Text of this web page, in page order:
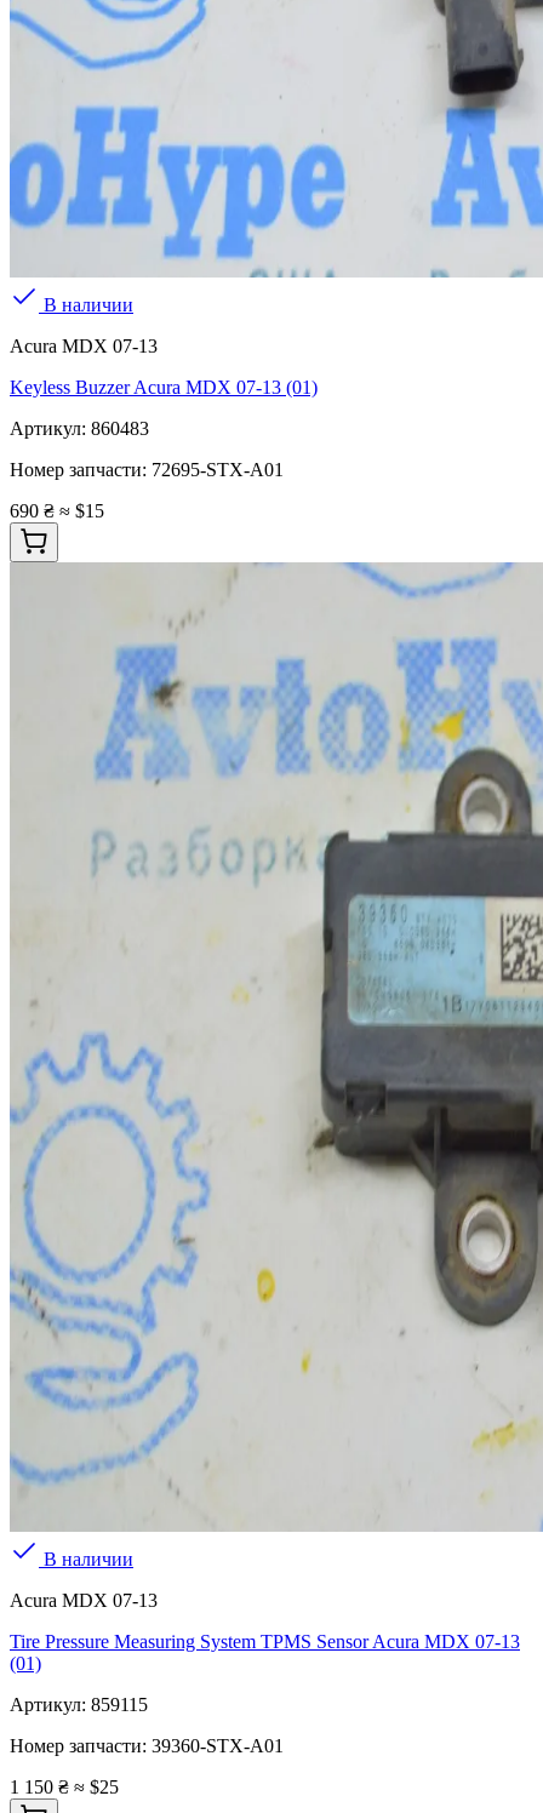
В наличии
Acura MDX 07-13
Keyless Buzzer Acura MDX 07-13 (01)
Артикул: 860483
Номер запчасти: 72695-STX-A01
690 ₴ ≈ $15
В наличии
Acura MDX 07-13
Tire Pressure Measuring System TPMS Sensor Acura MDX 07-13
(01)
Артикул: 859115
Номер запчасти: 39360-STX-A01
1 150 ₴ ≈ $25